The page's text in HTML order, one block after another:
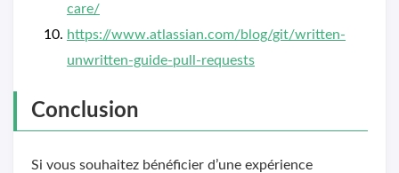
care/
https://www.atlassian.com/blog/git/written-
unwritten-guide-pull-requests
Conclusion
Si vous souhaitez bénéficier d’une expérience